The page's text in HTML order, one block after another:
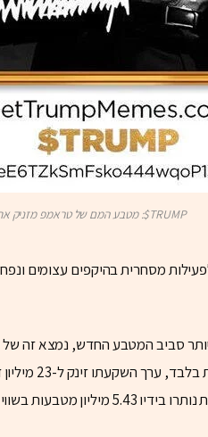
TRUMP$: מטבע המם של טראמפ מזניק את שוק הקריפטו לשיאים חדשים 4
מסחרית בהיקפים עצומים
של יותר מ-20 מיליון דולר.